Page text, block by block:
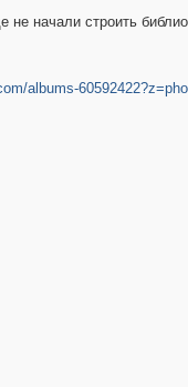
начали строить
albums-